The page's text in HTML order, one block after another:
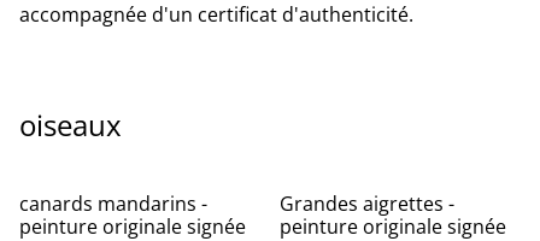
accompagnée d'un certificat d'authenticité.
oiseaux
canards mandarins -
peinture originale signée
Grandes aigrettes -
peinture originale signée